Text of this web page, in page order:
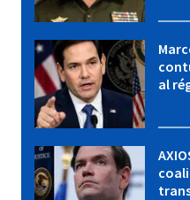
al